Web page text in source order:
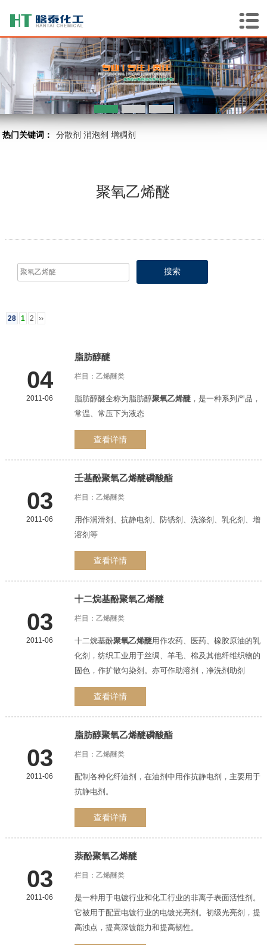
1 2 3
热门关键词： 分散剂 消泡剂 增稠剂
聚氧乙烯醚
28 1 2 ››
04
2011-06
脂肪醇醚
栏目： 乙烯醚类
脂肪醇醚全称为脂肪醇聚氧乙烯醚，是一种系列产品，
常温、常压下为液态
查看详情
03
2011-06
壬基酚聚氧乙烯醚磷酸酯
栏目： 乙烯醚类
用作润滑剂、抗静电剂、防锈剂、洗涤剂、乳化剂、增
溶剂等
查看详情
03
2011-06
十二烷基酚聚氧乙烯醚
栏目： 乙烯醚类
十二烷基酚聚氧乙烯醚用作农药、医药、橡胶原油的乳
化剂，纺织工业用于丝绸、羊毛、棉及其他纤维织物的
固色，作扩散匀染剂。亦可作助溶剂，净洗剂助剂
查看详情
03
2011-06
脂肪醇聚氧乙烯醚磷酸酯
栏目： 乙烯醚类
配制各种化纤油剂，在油剂中用作抗静电剂，主要用于
抗静电剂。
查看详情
03
2011-06
萘酚聚氧乙烯醚
栏目： 乙烯醚类
是一种用于电镀行业和化工行业的非离子表面活性剂。
它被用于配置电镀行业的电镀光亮剂。初级光亮剂，提
高浊点，提高深镀能力和提高韧性。